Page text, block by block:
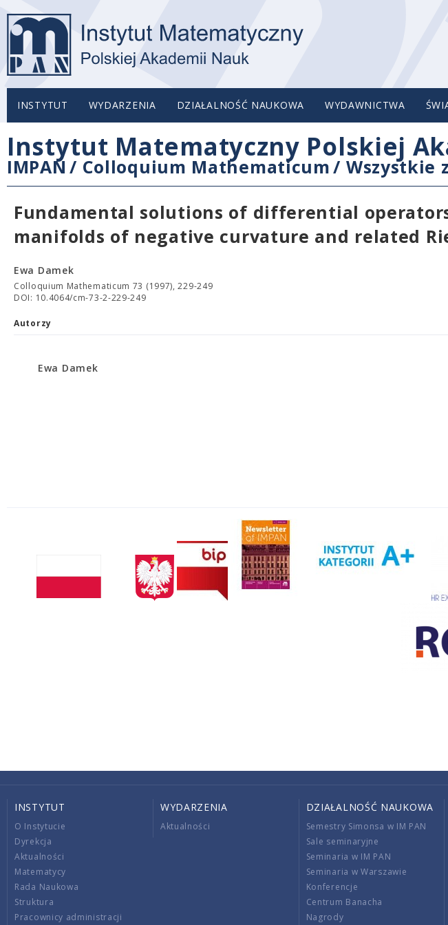
INSTYTUT WYDARZENIA DZIAŁALNOŚĆ NAUKOWA WYDAWNICTWA
Instytut Matematyczny Polskiej
IMPAN / Colloquium Mathematicum/ Wszystkie
Fundamental solutions of differential
manifolds of negative curvature and related
Ewa Damek
Colloquium Mathematicum 73 (1997), 229-249
DOI: 10.4064/cm-73-2-229-249
Autorzy
Ewa Damek
INSTYTUT
O Instytucie
Dyrekcja
Aktualności
Matematycy
Rada Naukowa
Struktura
Pracownicy administracji
WYDARZENIA
Aktualności
DZIAŁALNOŚĆ NAUKOWA
Semestry Simonsa w IM PAN
Sale seminaryjne
Seminaria w IM PAN
Seminaria w Warszawie
Konferencje
Centrum Banacha
Nagrody